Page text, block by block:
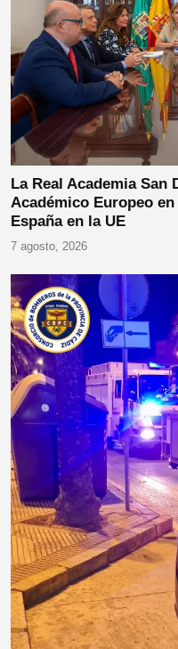
La Real Academia
Académico Europeo
España en la UE
7 agosto, 2026